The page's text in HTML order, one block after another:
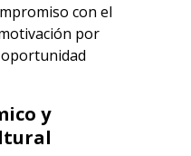
con el
por
y